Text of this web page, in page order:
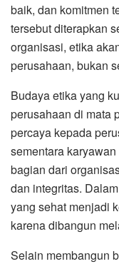
baik, dan komitmen
tersebut diterapkan
organisasi, etika
perusahaan, bukan
Budaya etika yang
perusahaan di mata
percaya kepada
sementara
bagian dari
dan integritas.
yang sehat menjadi
karena dibangun
Selain membangun